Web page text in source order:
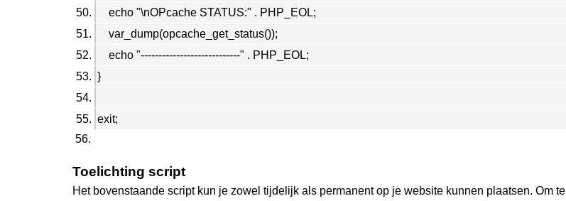
echo "\nOPcache STATUS:" . PHP_EOL;
var_dump(opcache_get_status());
echo "----------------------------" . PHP_EOL;
}
exit;
Toelichting script
Het bovenstaande script kun je zowel tijdelijk als permanent op je website kunnen plaatsen. Om te